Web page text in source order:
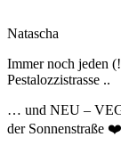
Natascha
Immer noch jeden
Pestalozzistrasse ..
… und NEU –
der Sonnenstraße